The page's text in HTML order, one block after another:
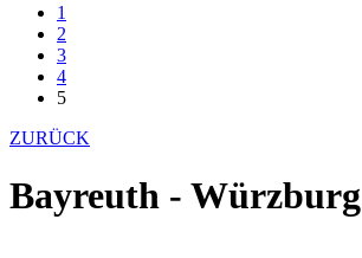
1
2
3
4
5
ZURÜCK
Bayreuth - Würzburg